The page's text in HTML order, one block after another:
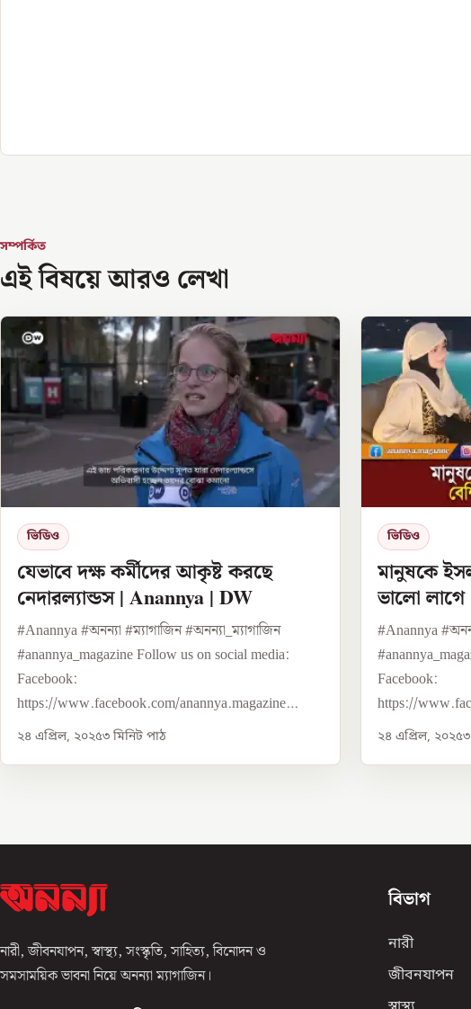
সম্পর্কিত
এই বিষয়ে আরও লেখা
ভিডিও
যেভাবে দক্ষ কর্মীদের আকৃষ্ট করছে
নেদারল্যান্ডস | Anannya | DW
#Anannya #অনন্যা #ম্যাগাজিন #অনন্যা_ম্যাগাজিন
#anannya_magazine Follow us on social media:
Facebook:
https://www.facebook.com/anannya.magazine
Twitter...
২৪ এপ্রিল, ২০২৫৩ মিনিট পাঠ
ভিডিও
মানুষকে
ভালো
Anannya
#Anannya
Facebook:
https://
Twitter...
২৪ এপ্রিল, ২০২৫৩
নারী, জীবনযাপন, স্বাস্থ্য, সংস্কৃতি, সাহিত্য, বিনোদন ও
সমসাময়িক ভাবনা নিয়ে অনন্যা ম্যাগাজিন।
বিভাগ
নারী
জীবনযাপন